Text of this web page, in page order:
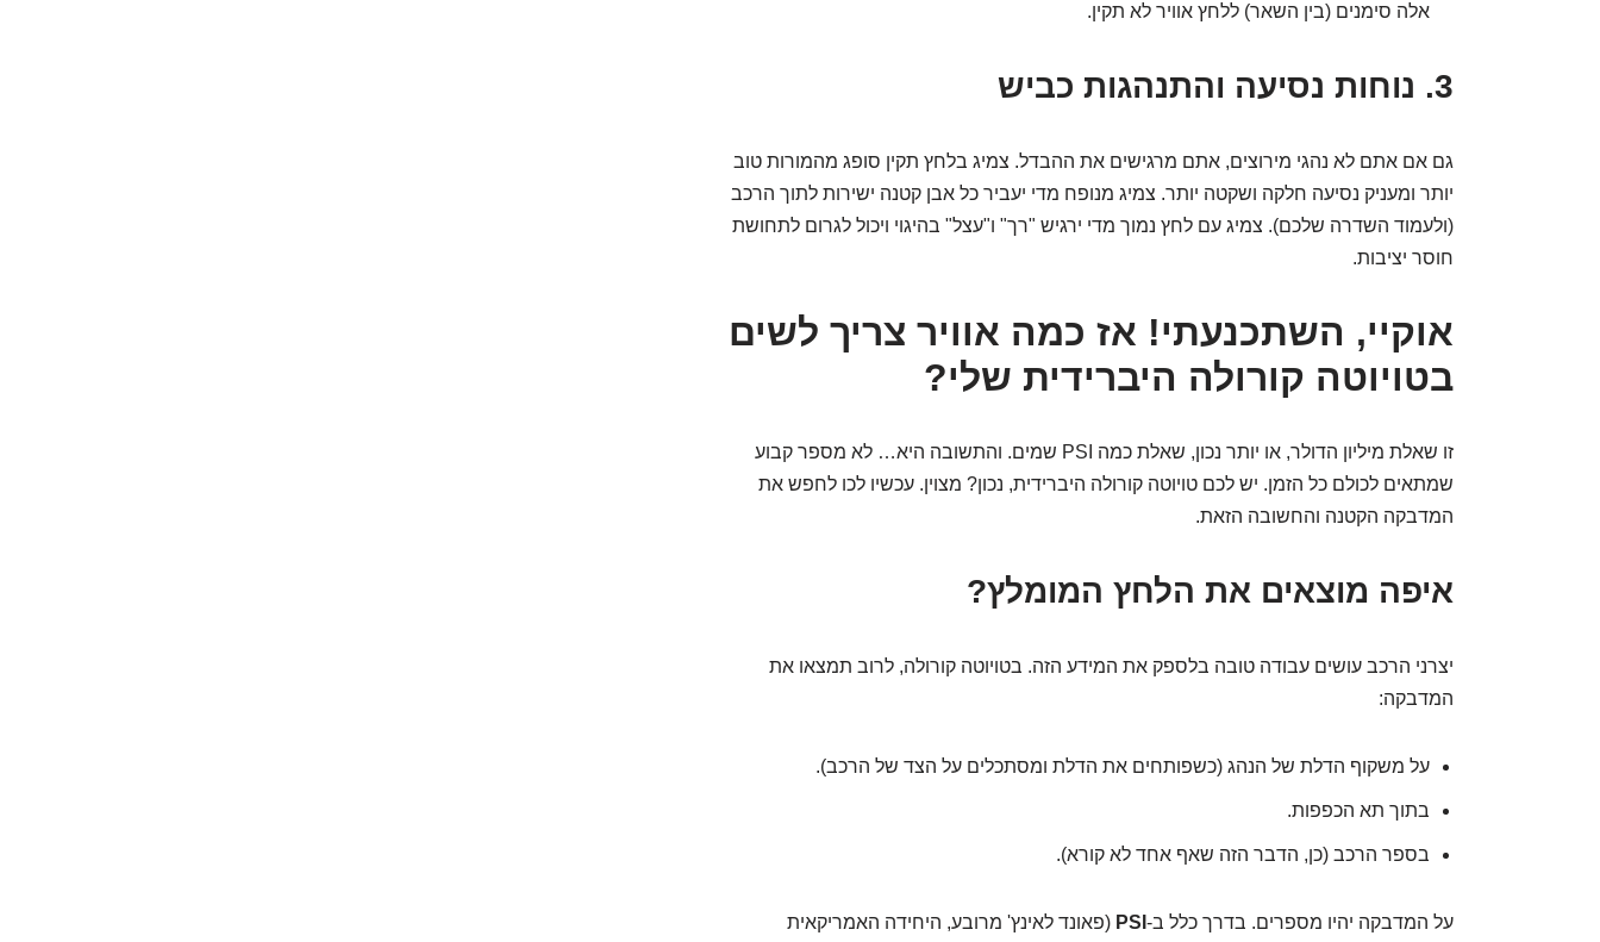
אלה סימנים (בין השאר) ללחץ אוויר לא תקין.
3. נוחות נסיעה והתנהגות כביש
גם אם אתם לא נהגי מירוצים, אתם מרגישים את ההבדל. צמיג בלחץ תקין סופג מהמורות טוב
יותר ומעניק נסיעה חלקה ושקטה יותר. צמיג מנופח מדי יעביר כל אבן קטנה ישירות לתוך הרכב
(ולעמוד השדרה שלכם). צמיג עם לחץ נמוך מדי ירגיש "רך" ו"עצל" בהיגוי ויכול לגרום לתחושת
חוסר יציבות.
אוקיי, השתכנעתי! אז כמה אוויר צריך לשים
בטויוטה קורולה היברידית שלי?
זו שאלת מיליון הדולר, או יותר נכון, שאלת כמה PSI שמים. והתשובה היא… לא מספר קבוע
שמתאים לכולם כל הזמן. יש לכם טויוטה קורולה היברידית, נכון? מצוין. עכשיו לכו לחפש את
המדבקה הקטנה והחשובה הזאת.
איפה מוצאים את הלחץ המומלץ?
יצרני הרכב עושים עבודה טובה בלספק את המידע הזה. בטויוטה קורולה, לרוב תמצאו את
המדבקה:
על משקוף הדלת של הנהג (כשפותחים את הדלת ומסתכלים על הצד של הרכב).
בתוך תא הכפפות.
בספר הרכב (כן, הדבר הזה שאף אחד לא קורא).
על המדבקה יהיו מספרים. בדרך כלל ב- PSI (פאונד לאינץ' מרובע, היחידה האמריקאית